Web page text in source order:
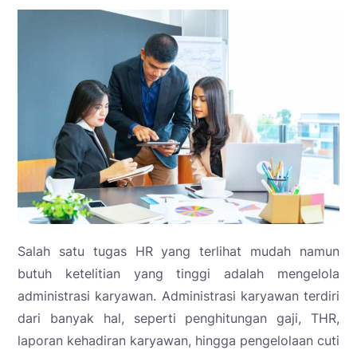
Salah satu tugas HR yang terlihat mudah namun
butuh ketelitian yang tinggi adalah mengelola
administrasi karyawan. Administrasi karyawan terdiri
dari banyak hal, seperti penghitungan gaji, THR,
laporan kehadiran karyawan, hingga pengelolaan cuti